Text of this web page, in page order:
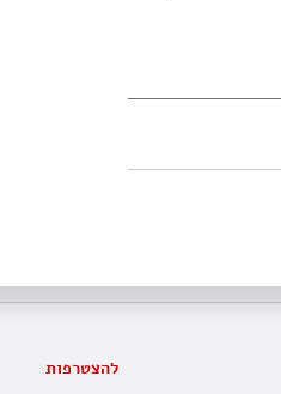
להצטרפות